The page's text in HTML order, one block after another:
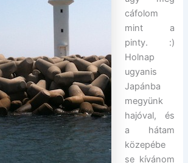
cáfolom
mint a
pinty. :)
Holnap
ugyanis
Japánba
megyünk
hajóval, és
a hátam
közepébe
se kívánom